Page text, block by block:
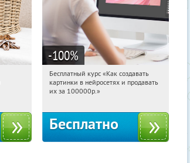
-100%
22:42:51 Получили:
Россия
Бесплатный курс «Как создавать
картинки в нейросетях и продавать
их за 100000р.»
Бесплатно